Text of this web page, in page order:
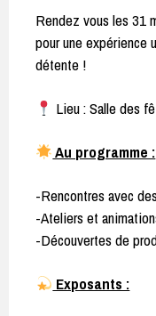
Rendez vous les 31
pour une expérience
détente !
Lieu : Salle des
Au programme :
-Rencontres avec
-Ateliers et
-Découvertes de
Exposants :